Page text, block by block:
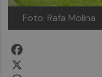
Foto: Rafa Molina